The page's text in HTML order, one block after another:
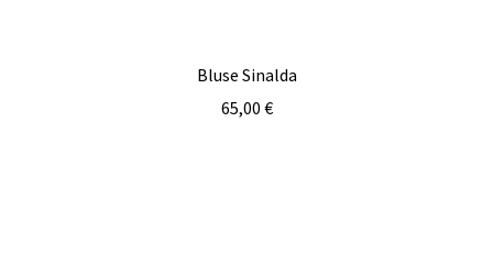
Bluse Sinalda
65,00 €